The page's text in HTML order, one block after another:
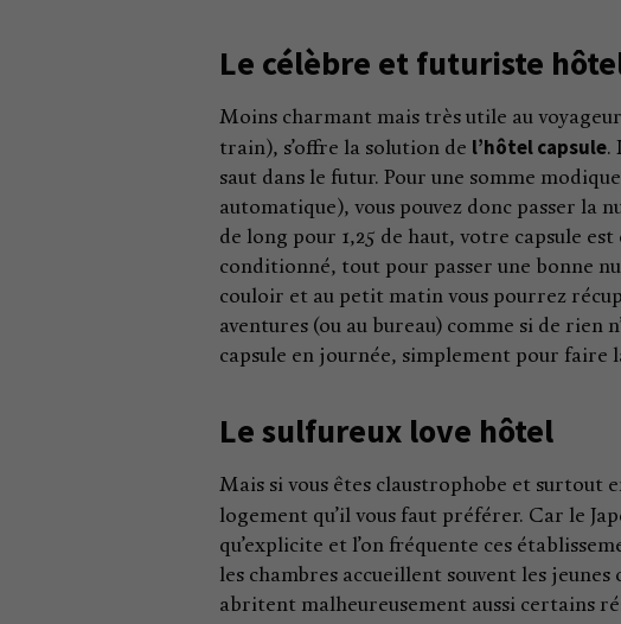
Le célèbre et futuriste
Moins charmant mais très utile au
train), s’offre la solution de l’hôtel capsule.
saut dans le futur. Pour une somme
automatique), vous pouvez donc passer la
de long pour 1,25 de haut, votre capsule est
conditionné, tout pour passer une bonne
couloir et au petit matin vous pourrez
aventures (ou au bureau) comme si de
capsule en journée, simplement pour faire
Le sulfureux love hôtel
Mais si vous êtes claustrophobe et surtout
logement qu’il vous faut préférer. Car le
qu’explicite et l’on fréquente ces
les chambres accueillent souvent les
abritent malheureusement aussi certains